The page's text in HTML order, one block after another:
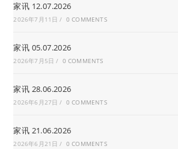
家讯 12.07.2026
2026年7月11日 / 0 COMMENTS
家讯 05.07.2026
2026年7月5日 / 0 COMMENTS
家讯 28.06.2026
2026年6月27日 / 0 COMMENTS
家讯 21.06.2026
2026年6月21日 / 0 COMMENTS